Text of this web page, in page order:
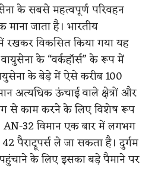
के सबसे महत्वपूर्ण परिवहन
माना जाता है। भारतीय
विकसित किया गया यह
वायुसेना के “वर्कहॉर्स” के रूप में
के बेड़े में ऐसे करीब 100
अत्यधिक ऊंचाई वाले क्षेत्रों और
ढंग से काम करने के लिए विशेष रूप
AN-32 विमान एक बार में लगभग
पैराट्रूपर्स ले जा सकता है। दुर्गम
के लिए इसका बड़े पैमाने पर